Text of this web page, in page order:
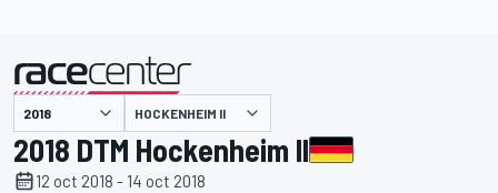
presentado por HOCKENHEIM II
2018 DTM Hockenheim II
12 oct 2018 - 14 oct 2018